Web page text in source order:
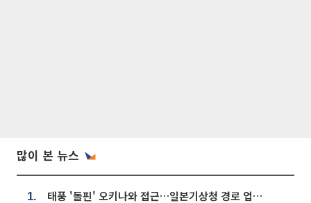
많이 본 뉴스
1. 태풍 '돌핀' 오키나와 접근…일본기상청 경로 업데이트